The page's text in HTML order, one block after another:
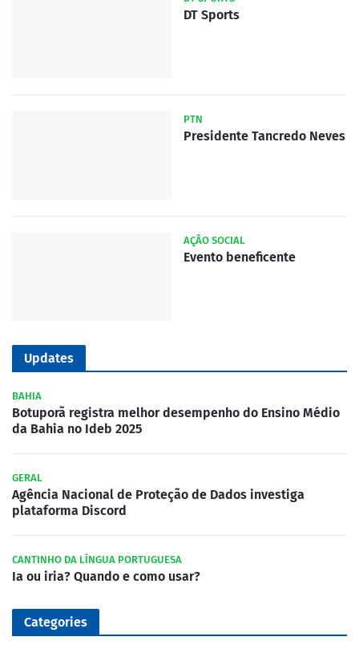
DT Sports
PTN
Presidente Tancredo Neves
AÇÃO SOCIAL
Evento beneficente
Updates
BAHIA
Botuporã registra melhor desempenho do Ensino Médio
da Bahia no Ideb 2025
GERAL
Agência Nacional de Proteção de Dados investiga
plataforma Discord
CANTINHO DA LÍNGUA PORTUGUESA
Ia ou iria? Quando e como usar?
Categories